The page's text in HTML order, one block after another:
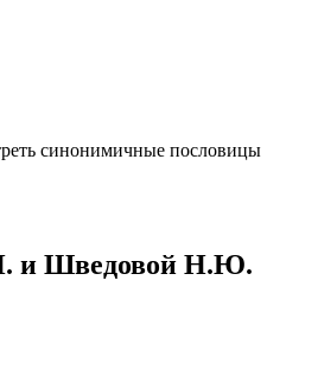
синонимичные пословицы
и Шведовой Н.Ю.